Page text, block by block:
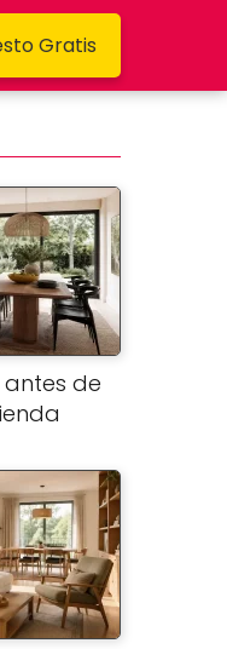
Gratis
de